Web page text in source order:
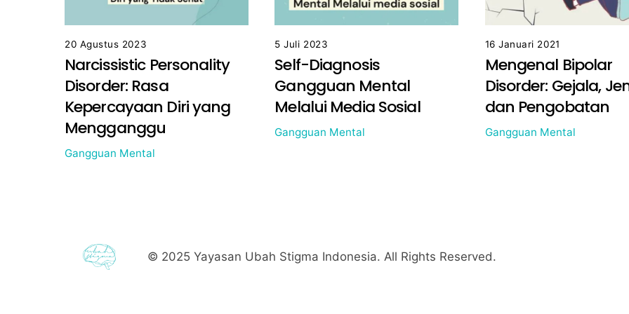
20 Agustus 2023
Narcissistic Personality
Disorder: Rasa
Kepercayaan Diri yang
Mengganggu
Gangguan Mental
5 Juli 2023
Self-Diagnosis
Gangguan Mental
Melalui Media Sosial
Gangguan Mental
16 Januari 2021
Mengenal Bipolar
Disorder: Gejala,
dan Pengobatan
Gangguan Mental
© 2025 Yayasan Ubah Stigma Indonesia. All Rights Reserved.